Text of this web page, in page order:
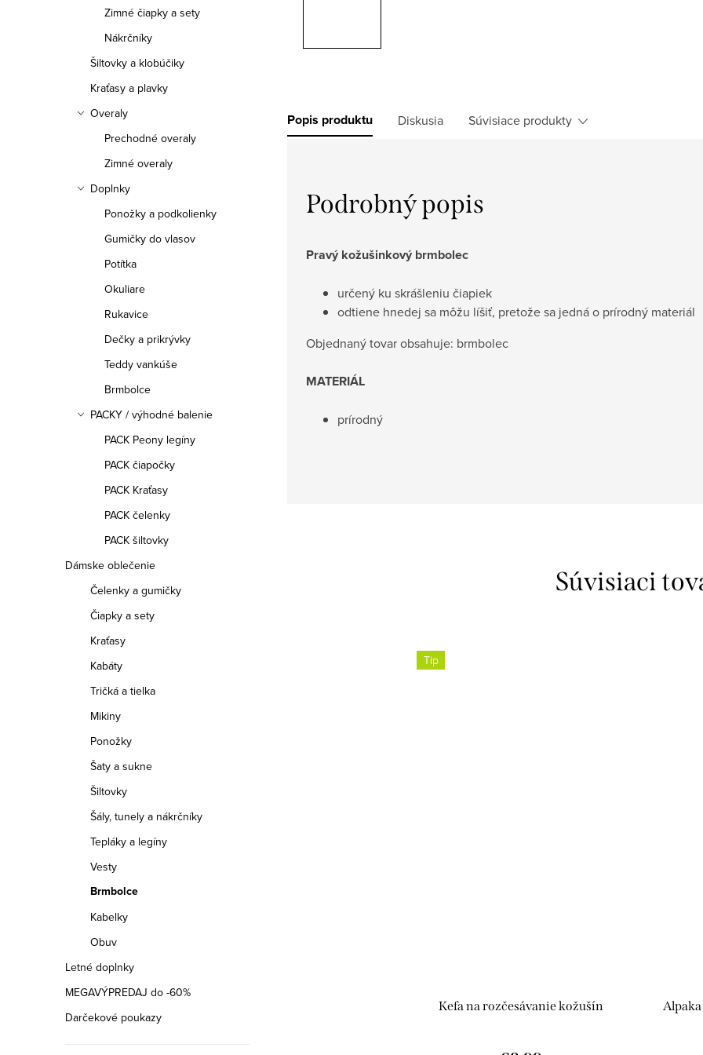
Zimné čiapky a sety
Nákrčníky
Šiltovky a klobúčiky
Kraťasy a plavky
Overaly
Prechodné overaly
Zimné overaly
Doplnky
Ponožky a podkolienky
Gumičky do vlasov
Potítka
Okuliare
Rukavice
Dečky a prikrývky
Teddy vankúše
Brmbolce
PACKY / výhodné balenie
PACK Peony legíny
PACK čiapočky
PACK Kraťasy
PACK čelenky
PACK šiltovky
Dámske oblečenie
Čelenky a gumičky
Čiapky a sety
Kraťasy
Kabáty
Tričká a tielka
Mikiny
Ponožky
Šaty a sukne
Šiltovky
Šály, tunely a nákrčníky
Tepláky a legíny
Vesty
Brmbolce
Kabelky
Obuv
Letné doplnky
MEGAVÝPREDAJ do -60%
Darčekové poukazy
Popis produktu Diskusia Súvisiace produkty
Podrobný popis
Pravý kožušinkový brmbolec
určený ku skrášleniu čiapiek
odtiene hnedej sa môžu líšiť, pretože sa jedná o prírodný materiál
Objednaný tovar obsahuje: brmbolec
MATERIÁL
prírodný
Súvisiaci
Tip
Kefa na rozčesávanie kožušín